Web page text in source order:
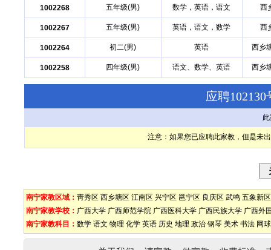
1002268 五年级(男) 数学，英语，语文 西
1002267 五年级(男) 英语，语文，数学 西
1002264 初二(男) 英语 西乡
1002258 四年级(男) 语文、数学、英语 西乡
应聘
注意：如果您已应聘此家教，但是未
南宁家教区域： 靑秀区 西乡塘区 江南区 兴宁区 邕宁区 良庆区 武鸣 五象新区
南宁家教学校： 广西大学 广西师范学院 广西医科大学 广西民族大学 广西外
南宁家教科目： 数学 语文 物理 化学 英语 历史 地理 政治 钢琴 美术 书法 网球